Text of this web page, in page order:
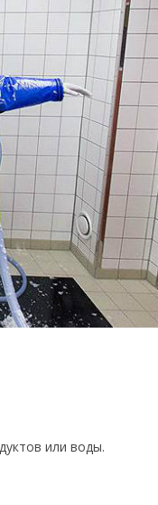
или воды.